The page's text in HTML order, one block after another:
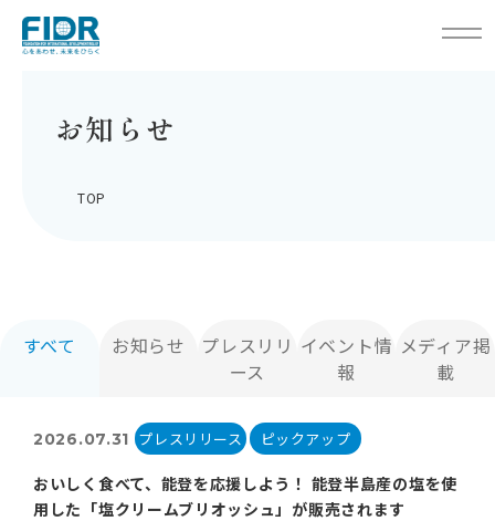
お知らせ
TOP
すべて お知らせ
プレスリリ
ース
イベント情
報
メディア掲
載
2026.07.31 プレスリリース ピックアップ
おいしく食べて、能登を応援しよう！ 能登半島産の塩を使
用した「塩クリームブリオッシュ」が販売されます